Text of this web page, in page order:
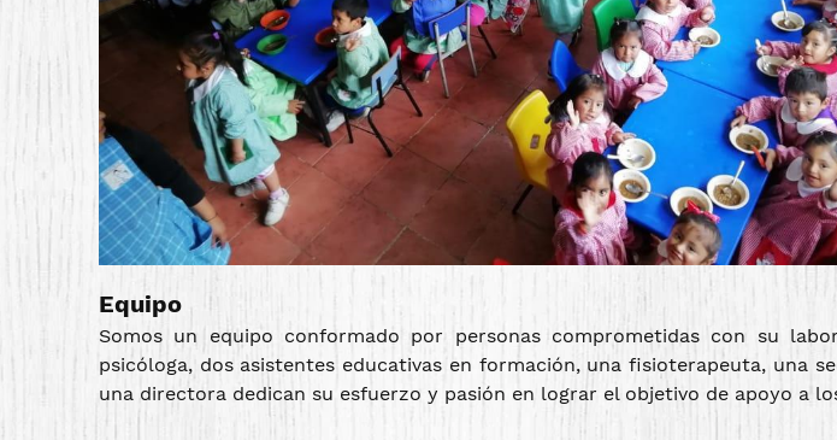
Equipo
Somos un equipo conformado por personas comprometidas con su
psicóloga, dos asistentes educativas en formación, una fisioterapeuta, una
una directora dedican su esfuerzo y pasión en lograr el objetivo de apoyo a